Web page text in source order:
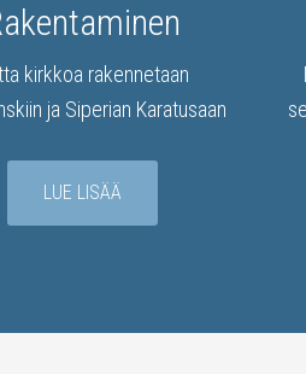
kirkkoa rakennetaan
ja Siperian Karatusaan
LUE LISÄÄ